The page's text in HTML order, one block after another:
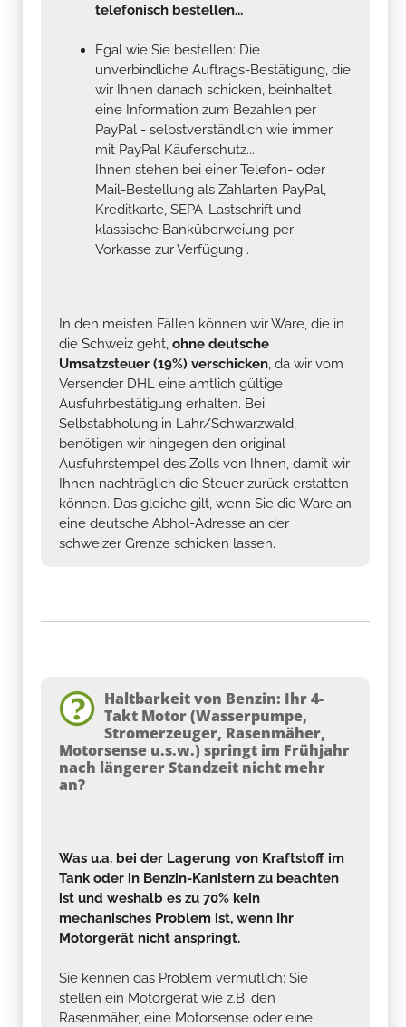
telefonisch bestellen...
Egal wie Sie bestellen: Die
unverbindliche Auftrags-Bestätigung, die
wir Ihnen danach schicken, beinhaltet
eine Information zum Bezahlen per
PayPal - selbstverständlich wie immer
mit PayPal Käuferschutz...
Ihnen stehen bei einer Telefon- oder
Mail-Bestellung als Zahlarten PayPal,
Kreditkarte, SEPA-Lastschrift und
klassische Banküberweiung per
Vorkasse zur Verfügung .
In den meisten Fällen können wir Ware, die in
die Schweiz geht, ohne deutsche
Umsatzsteuer (19%) verschicken, da wir vom
Versender DHL eine amtlich gültige
Ausfuhrbestätigung erhalten. Bei
Selbstabholung in Lahr/Schwarzwald,
benötigen wir hingegen den original
Ausfuhrstempel des Zolls von Ihnen, damit wir
Ihnen nachträglich die Steuer zurück erstatten
können. Das gleiche gilt, wenn Sie die Ware an
eine deutsche Abhol-Adresse an der
schweizer Grenze schicken lassen.
Haltbarkeit von Benzin: Ihr 4-
Takt Motor (Wasserpumpe,
Stromerzeuger, Rasenmäher,
Motorsense u.s.w.) springt im Frühjahr
nach längerer Standzeit nicht mehr
an?
Was u.a. bei der Lagerung von Kraftstoff im
Tank oder in Benzin-Kanistern zu beachten
ist und weshalb es zu 70% kein
mechanisches Problem ist, wenn Ihr
Motorgerät nicht anspringt.
Sie kennen das Problem vermutlich: Sie
stellen ein Motorgerät wie z.B. den
Rasenmäher, eine Motorsense oder eine